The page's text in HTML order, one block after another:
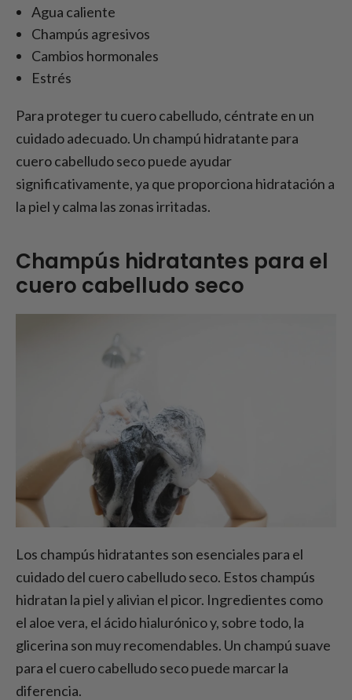
Agua caliente
Champús agresivos
Cambios hormonales
Estrés
Para proteger tu cuero cabelludo, céntrate en un
cuidado adecuado. Un champú hidratante para
cuero cabelludo seco puede ayudar
significativamente, ya que proporciona hidratación a
la piel y calma las zonas irritadas.
Champús hidratantes para el
cuero cabelludo seco
Los champús hidratantes son esenciales para el
cuidado del cuero cabelludo seco. Estos champús
hidratan la piel y alivian el picor. Ingredientes como
el aloe vera, el ácido hialurónico y, sobre todo, la
glicerina son muy recomendables. Un champú suave
para el cuero cabelludo seco puede marcar la
diferencia.